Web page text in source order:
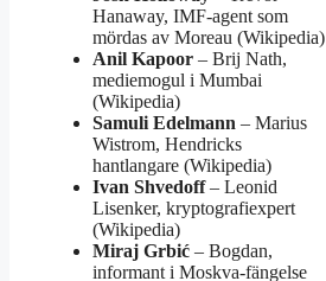
Hanaway, IMF-agent som
mördas av Moreau (Wikipedia)
Anil Kapoor – Brij Nath,
mediemogul i Mumbai
(Wikipedia)
Samuli Edelmann – Marius
Wistrom, Hendricks
hantlangare (Wikipedia)
Ivan Shvedoff– Leonid
Lisenker, kryptografiexpert
(Wikipedia)
Miraj Grbić – Bogdan,
informant i Moskva-fängelse